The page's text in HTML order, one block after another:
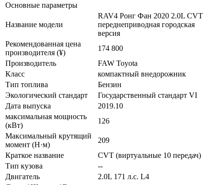
Основные параметры
Название модели
RAV4 Ронг Фан 2020 2.0L CVT
переднеприводная городская
версия
Рекомендованная цена
производителя (¥)
174 800
Производитель
FAW Toyota
Класс
компактный внедорожник
Тип топлива
Бензин
Экологический стандарт
Государственный стандарт VI
Дата выпуска
2019.10
максимальная мощность
(кВт)
126
Максимальный крутящий
момент (Н·м)
209
Краткое название
CVT (виртуальные 10 передач)
Тип кузова
--
Двигатель
2.0L 171 л.с. L4